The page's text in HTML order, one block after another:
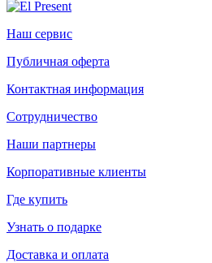
Наш сервис
Публичная оферта
Контактная информация
Сотрудничество
Наши партнеры
Корпоративные клиенты
Где купить
Узнать о подарке
Доставка и оплата